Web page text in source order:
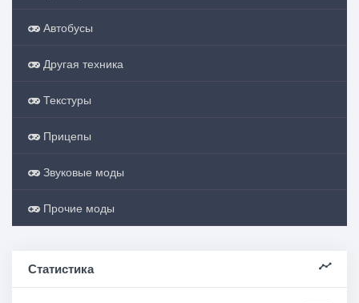
Автобусы
Другая техника
Текстуры
Прицепы
Звуковые моды
Прочие моды
Статистика